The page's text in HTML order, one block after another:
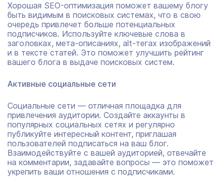
Хорошая SEO-оптимизация поможет вашему блогу
быть видимым в поисковых системах, что в свою
очередь привлечет больше потенциальных
подписчиков. Используйте ключевые слова в
заголовках, мета-описаниях, alt-тегах изображений
и в тексте статей. Это поможет улучшить рейтинг
вашего блога в выдаче поисковых систем.
Активные социальные сети
Социальные сети — отличная площадка для
привлечения аудитории. Создайте аккаунты в
популярных социальных сетях и регулярно
публикуйте интересный контент, приглашая
пользователей подписаться на ваш блог.
Взаимодействуйте с вашей аудиторией, отвечайте
на комментарии, задавайте вопросы — это поможет
укрепить ваши отношения с подписчиками.